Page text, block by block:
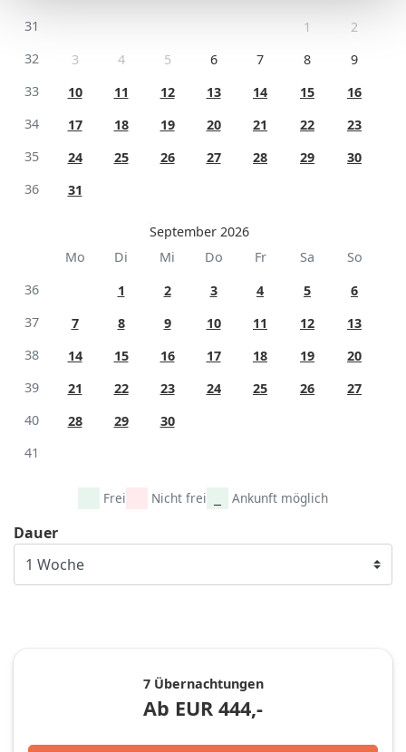
31
1
2
32
3 4 5 6 7 8
9
33
10 11 12 13 14 15
16
34
17 18 19 20 21 22
23
35
24 25 26 27 28 29
30
36
31
September 2026
Mo
Di Mi Do Fr Sa
So
36
1 2 3 4 5
6
37
7 8 9 10 11 12
13
38
14 15 16 17 18 19
20
39
21 22 23 24 25 26
27
40
28 29
30
41
Frei Nicht frei Ankunft möglich
Dauer
7 Übernachtungen
Ab EUR 444,-